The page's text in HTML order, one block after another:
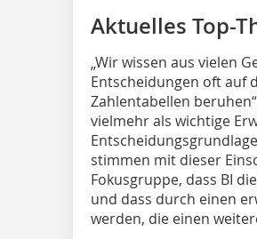
Aktuelles Top-
„Wir wissen aus vielen
Entscheidungen oft auf
Zahlentabellen
vielmehr als wichtige
stimmen mit dieser
Fokusgruppe, dass BI
und dass durch einen
werden, die einen